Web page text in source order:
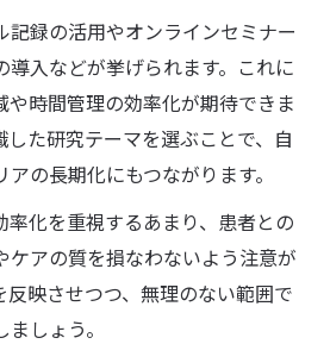
記録の活用やオンラインセミナー
導入などが挙げられます。これに
や時間管理の効率化が期待できま
た研究テーマを選ぶことで、自
の長期化にもつながります。
率化を重視するあまり、患者との
ケアの質を損なわないよう注意が
映させつつ、無理のない範囲で
しょう。